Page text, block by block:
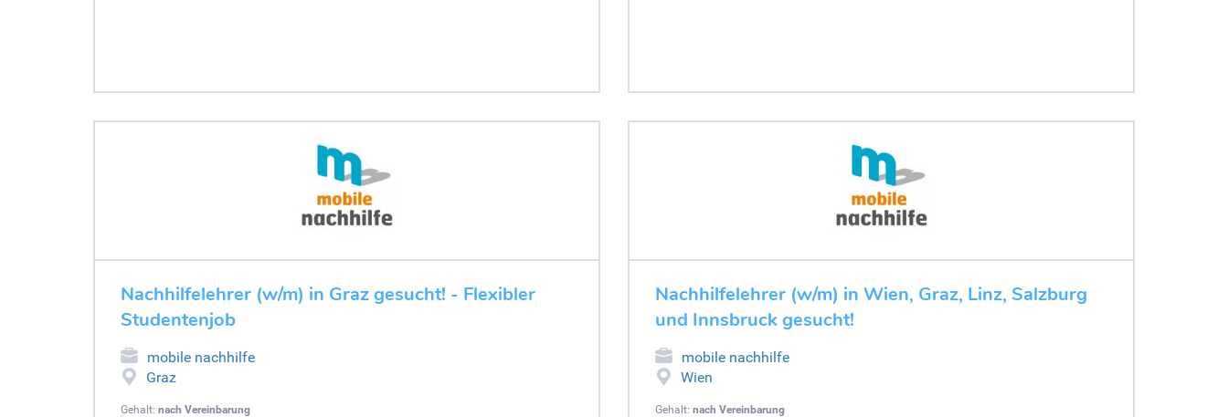
Nachhilfelehrer (w/m) in Graz gesucht! - Flexibler
Studentenjob
mobile nachhilfe
Graz
Gehalt: nach Vereinbarung
Nachhilfelehrer (w/m) in Wien, Graz, Linz, Salzburg
und Innsbruck gesucht!
mobile nachhilfe
Wien
Gehalt: nach Vereinbarung